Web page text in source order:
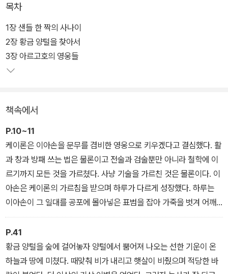
기는 많은 이들의 상상력을 자극하여 문학, 예술, 철학 작품의 탄생에
영향을 준 서양 문화의 원형으로 손꼽힌다. 그 상징적 매력은 수천 년
이 지난 지금까지 이어지면서 수많은 미디어에서 확대 재생산되고 있
다.
론이고 신화의 기원과 전승 과정을 친절한 주석으로 소개한다. 저자
는 수많은 판본 비교 과정에서 발견한 다양한 관점의 해석을 추가하
여 책 읽기의 즐거움뿐만 아니라 지적 고양감까지 전해준다.
목차
1장 샌들 한 짝의 사나이
2장 황금 양털을 찾아서
3장 아르고호의 영웅들
책속에서
P.10~11
케이론은 이아손을 문무를 겸비한 영웅으로 키우겠다고 결심했다. 활
과 창과 방패 쓰는 법은 물론이고 전술과 검술뿐만 아니라 철학에 이
르기까지 모든 것을 가르쳤다. 사냥 기술을 가르친 것은 물론이다. 이
아손은 케이론의 가르침을 받으며 하루가 다르게 성장했다. 하루는
이아손이 그 일대를 공포에 몰아넣은 표범을 잡아 가죽을 벗겨 어깨
에 둘러메고 왔다. “훌륭하구나, 이아손. 너는 분명히 모든 이 들이 우
러러보는 영웅이 될 것이다.”
1장: 샌들 한 짝의 사나이
P.41
황금 양털을 숲에 걸어놓자 양털에서 뿜어져 나오는 선한 기운이 온
하늘과 땅에 미쳤다. 때맞춰 비가 내리고 햇살이 비췄으며 적당한 바